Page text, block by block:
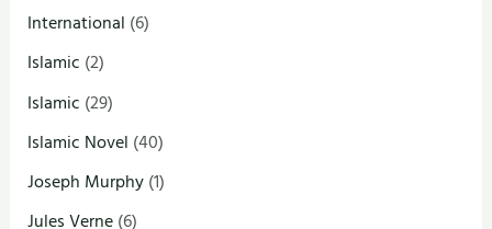
International (6)
Islamic (2)
Islamic (29)
Islamic Novel (40)
Joseph Murphy(1)
Jules Verne(6)